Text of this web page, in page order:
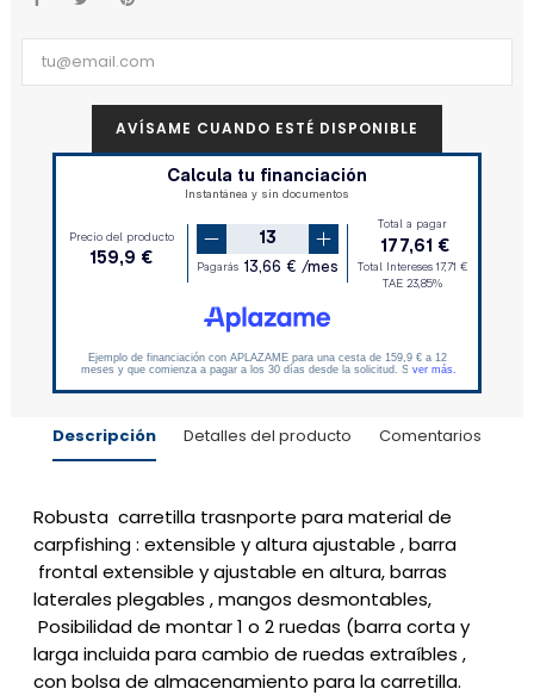
AVÍSAME CUANDO ESTÉ DISPONIBLE
Descripción Detalles del producto Comentarios
Robusta carretilla trasnporte para material de
carpfishing : extensible y altura ajustable , barra
frontal extensible y ajustable en altura, barras
laterales plegables , mangos desmontables,
Posibilidad de montar 1 o 2 ruedas (barra corta y
larga incluida para cambio de ruedas extraíbles ,
con bolsa de almacenamiento para la carretilla.